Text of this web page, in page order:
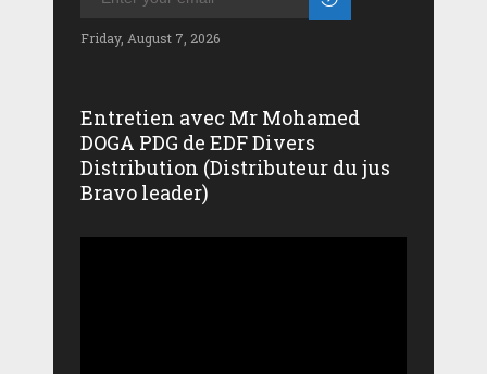
Friday, August 7, 2026
Entretien avec Mr Mohamed
DOGA PDG de EDF Divers
Distribution (Distributeur du jus
Bravo leader)